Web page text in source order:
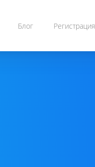
Блог Регистрация